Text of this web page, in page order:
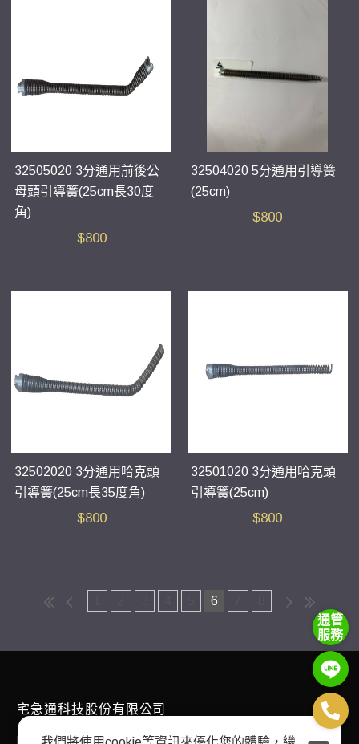
32505020 3分通用前後公
母頭引導簧(25cm長30度
角)
$800
32504020 5分通用引導簧
(25cm)
$800
32502020 3分通用哈克頭
引導簧(25cm長35度角)
$800
32501020 3分通用哈克頭
引導簧(25cm)
$800
6
宅急通科技股份有限公司
E-mail：plumbingexpress168@gmail.com
通管
服務